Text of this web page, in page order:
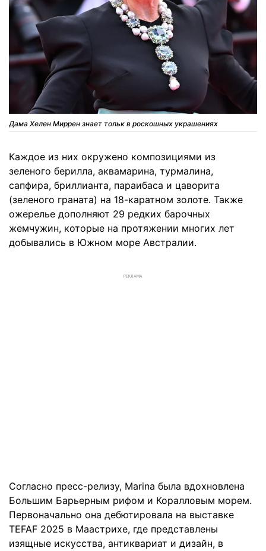
Дама Хелен Миррен знает тольк в роскошных украшениях
Каждое из них окружено композициями из
зеленого берилла, аквамарина, турмалина,
сапфира, бриллианта, параибаса и цаворита
(зеленого граната) на 18-каратном золоте. Также
ожерелье дополняют 29 редких барочных
жемчужин, которые на протяжении многих лет
добывались в Южном море Австралии.
РЕКЛАМА
Согласно пресс-релизу, Marina была вдохновлена ​​
Большим Барьерным рифом и Коралловым морем.
Первоначально она дебютировала на выставке
TEFAF 2025 в Маастрихе, где представлены
изящные искусства, антиквариат и дизайн, в